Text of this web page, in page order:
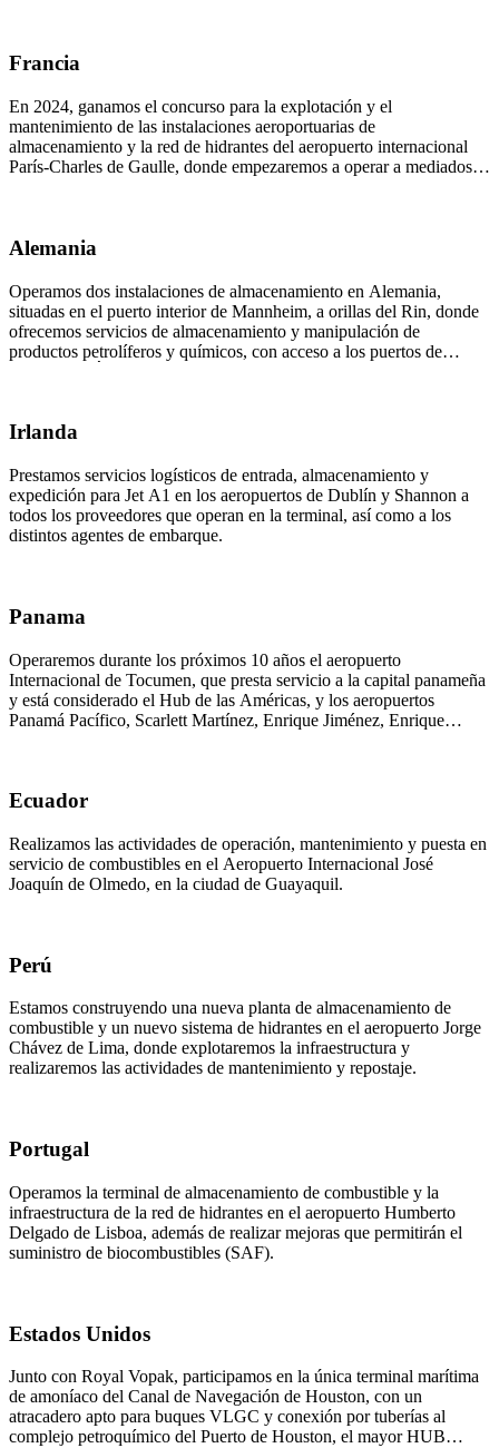
Francia
En 2024, ganamos el concurso para la explotación y el
mantenimiento de las instalaciones aeroportuarias de
almacenamiento y la red de hidrantes del aeropuerto internacional
París-Charles de Gaulle, donde empezaremos a operar a mediados
Alemania
Operamos dos instalaciones de almacenamiento en Alemania,
situadas en el puerto interior de Mannheim, a orillas del Rin, donde
ofrecemos servicios de almacenamiento y manipulación de
productos petrolíferos y químicos, con acceso a los puertos de
Irlanda
Prestamos servicios logísticos de entrada, almacenamiento y
expedición para Jet A1 en los aeropuertos de Dublín y Shannon a
todos los proveedores que operan en la terminal, así como a los
distintos agentes de embarque.
Panama
Operaremos durante los próximos 10 años el aeropuerto
Internacional de Tocumen, que presta servicio a la capital panameña
y está considerado el Hub de las Américas, y los aeropuertos
Panamá Pacífico, Scarlett Martínez, Enrique Jiménez, Enrique
Ecuador
Realizamos las actividades de operación, mantenimiento y puesta en
servicio de combustibles en el Aeropuerto Internacional José
Joaquín de Olmedo, en la ciudad de Guayaquil.
Perú
Estamos construyendo una nueva planta de almacenamiento de
combustible y un nuevo sistema de hidrantes en el aeropuerto Jorge
Chávez de Lima, donde explotaremos la infraestructura y
realizaremos las actividades de mantenimiento y repostaje.
Portugal
Operamos la terminal de almacenamiento de combustible y la
infraestructura de la red de hidrantes en el aeropuerto Humberto
Delgado de Lisboa, además de realizar mejoras que permitirán el
suministro de biocombustibles (SAF).
Estados Unidos
Junto con Royal Vopak, participamos en la única terminal marítima
de amoníaco del Canal de Navegación de Houston, con un
atracadero apto para buques VLGC y conexión por tuberías al
complejo petroquímico del Puerto de Houston, el mayor HUB